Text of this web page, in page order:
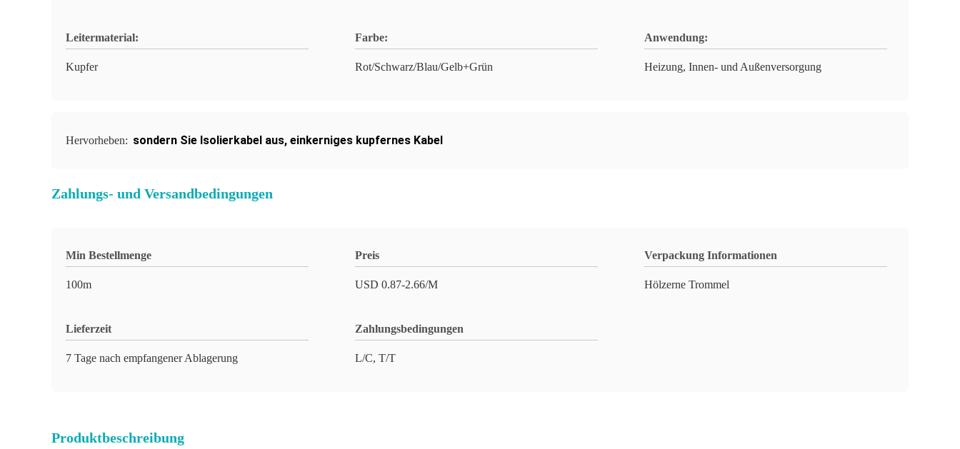
Leitermaterial:
Kupfer
Farbe:
Rot/Schwarz/Blau/Gelb+Grün
Anwendung:
Heizung, Innen- und Außenversorgung
Hervorheben: sondern Sie Isolierkabel aus, einkerniges kupfernes Kabel
Zahlungs- und Versandbedingungen
Min Bestellmenge
100m
Preis
USD 0.87-2.66/M
Verpackung Informationen
Hölzerne Trommel
Lieferzeit
7 Tage nach empfangener Ablagerung
Zahlungsbedingungen
L/C, T/T
Produktbeschreibung